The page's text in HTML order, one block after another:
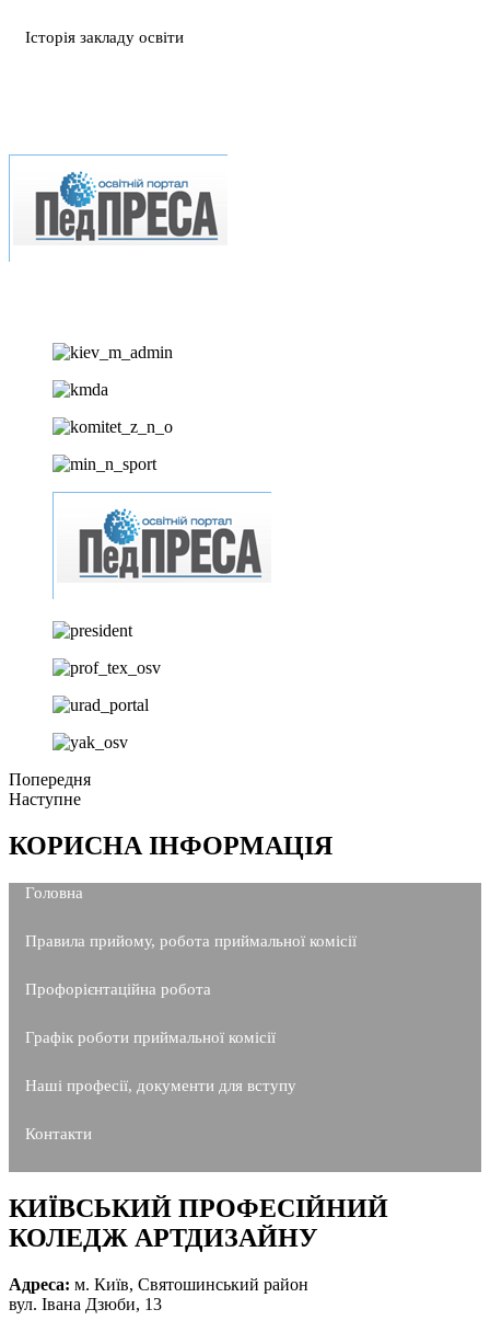
Історія закладу освіти
Попередня
Наступне
КОРИСНА ІНФОРМАЦІЯ
Головна
Правила прийому, робота приймальної комісії
Профорієнтаційна робота
Графік роботи приймальної комісії
Наші професії, документи для вступу
Контакти
КИЇВСЬКИЙ ПРОФЕСІЙНИЙ
КОЛЕДЖ АРТДИЗАЙНУ
Адреса: м. Київ, Святошинський район
вул. Івана Дзюби, 13